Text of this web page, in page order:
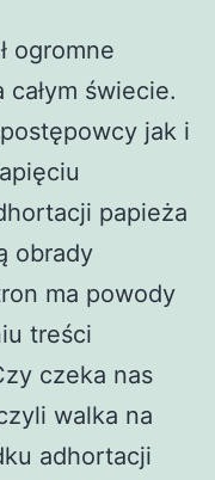
ogromne
świecie.
jak i
papieża
obrady
ma powody
treści
czeka nas
walka na
adhortacji